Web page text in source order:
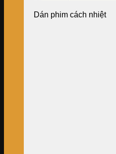
Dán phim cách nhiệt